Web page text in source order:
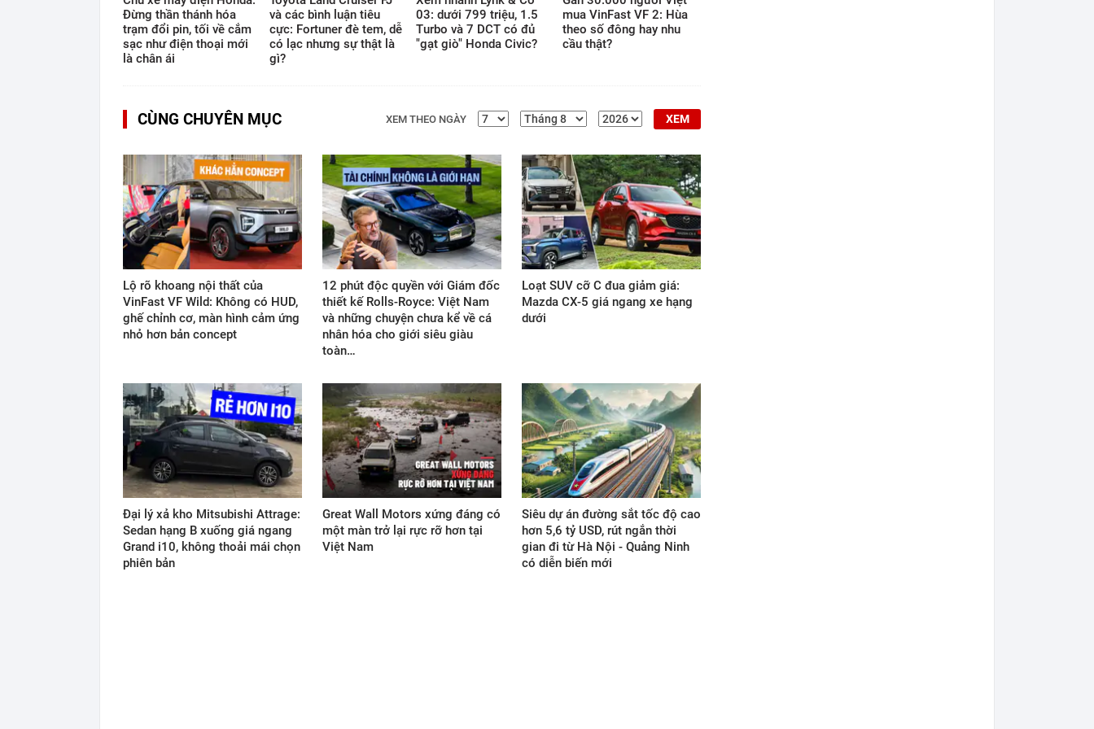
giới vật chất.
Đừng thần thánh hóa
trạm đổi pin, tối về cắm
sạc như điện thoại mới
là chân ái
và các bình luận tiêu
cực: Fortuner đè tem, dễ
có lạc nhưng sự thật là
gì?
03: dưới 799 triệu, 1.5
Turbo và 7 DCT có đủ
"gạt giò" Honda Civic?
mua VinFast VF 2: Hùa
theo số đông hay nhu
cầu thật?
CÙNG CHUYÊN MỤC XEM THEO NGÀY XEM
Lộ rõ khoang nội thất của
VinFast VF Wild: Không có HUD,
ghế chỉnh cơ, màn hình cảm ứng
nhỏ hơn bản concept
12 phút độc quyền với Giám đốc
thiết kế Rolls-Royce: Việt Nam
và những chuyện chưa kể về cá
nhân hóa cho giới siêu giàu
toàn…
Loạt SUV cỡ C đua giảm giá:
Mazda CX-5 giá ngang xe hạng
dưới
Đại lý xả kho Mitsubishi Attrage:
Sedan hạng B xuống giá ngang
Grand i10, không thoải mái chọn
phiên bản
Great Wall Motors xứng đáng có
một màn trở lại rực rỡ hơn tại
Việt Nam
Siêu dự án đường sắt tốc độ cao
hơn 5,6 tỷ USD, rút ngắn thời
gian đi từ Hà Nội - Quảng Ninh
có diễn biến mới